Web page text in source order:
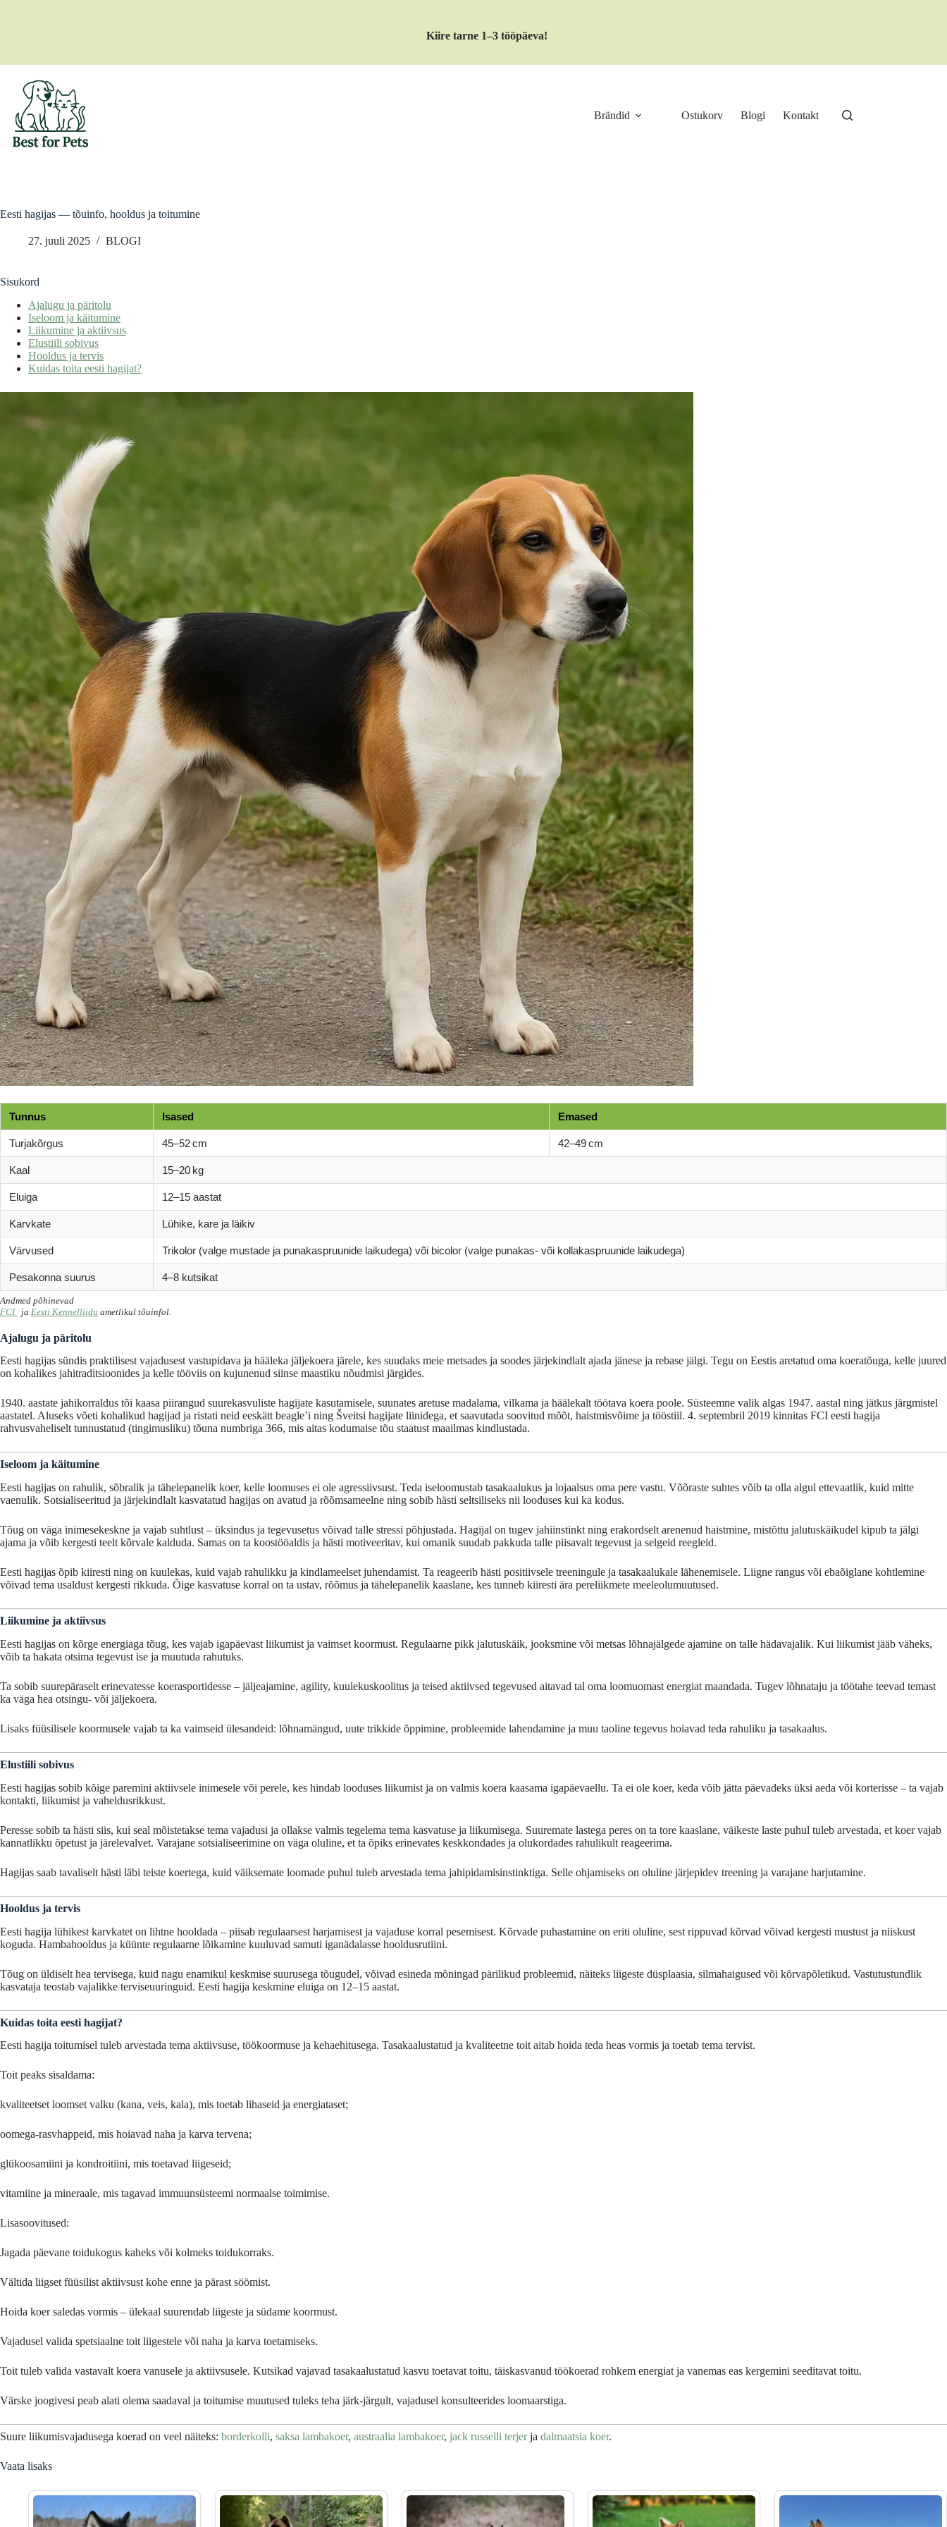
Kiire tarne 1–3 tööpäeva!
Brändid Ostukorv Blogi Kontakt
Eesti hagijas — tõuinfo, hooldus ja toitumine
27. juuli 2025 BLOGI
Sisukord
Ajalugu ja päritolu
Iseloom ja käitumine
Liikumine ja aktiivsus
Elustiili sobivus
Hooldus ja tervis
Kuidas toita eesti hagijat?
Tunnus Isased Emased
Turjakõrgus 45–52 cm 42–49 cm
Kaal 15–20 kg
Eluiga 12–15 aastat
Karvkate Lühike, kare ja läikiv
Värvused Trikolor (valge mustade ja punakaspruunide laikudega) või bicolor (valge punakas- või kollakaspruunide laikudega)
Pesakonna suurus 4–8 kutsikat
Andmed põhinevad
FCI ja Eesti Kennelliidu ametlikul tõuinfol.
Ajalugu ja päritolu
Eesti hagijas sündis praktilisest vajadusest vastupidava ja hääleka jäljekoera järele, kes suudaks meie metsades ja soodes järjekindlalt ajada jänese ja rebase jälgi. Tegu on Eestis aretatud oma koeratõuga, kelle juured
on kohalikes jahitraditsioonides ja kelle tööviis on kujunenud siinse maastiku nõudmisi järgides.
1940. aastate jahikorraldus tõi kaasa piirangud suurekasvuliste hagijate kasutamisele, suunates aretuse madalama, vilkama ja häälekalt töötava koera poole. Süsteemne valik algas 1947. aastal ning jätkus järgmistel
aastatel. Aluseks võeti kohalikud hagijad ja ristati neid eeskätt beagle’i ning Šveitsi hagijate liinidega, et saavutada soovitud mõõt, haistmisvõime ja tööstiil. 4. septembril 2019 kinnitas FCI eesti hagija
rahvusvaheliselt tunnustatud (tingimusliku) tõuna numbriga 366, mis aitas kodumaise tõu staatust maailmas kindlustada.
Iseloom ja käitumine
Eesti hagijas on rahulik, sõbralik ja tähelepanelik koer, kelle loomuses ei ole agressiivsust. Teda iseloomustab tasakaalukus ja lojaalsus oma pere vastu. Võõraste suhtes võib ta olla algul ettevaatlik, kuid mitte
vaenulik. Sotsialiseeritud ja järjekindlalt kasvatatud hagijas on avatud ja rõõmsameelne ning sobib hästi seltsiliseks nii looduses kui ka kodus.
Tõug on väga inimesekeskne ja vajab suhtlust – üksindus ja tegevusetus võivad talle stressi põhjustada. Hagijal on tugev jahiinstinkt ning erakordselt arenenud haistmine, mistõttu jalutuskäikudel kipub ta jälgi
ajama ja võib kergesti teelt kõrvale kalduda. Samas on ta koostööaldis ja hästi motiveeritav, kui omanik suudab pakkuda talle piisavalt tegevust ja selgeid reegleid.
Eesti hagijas õpib kiiresti ning on kuulekas, kuid vajab rahulikku ja kindlameelset juhendamist. Ta reageerib hästi positiivsele treeningule ja tasakaalukale lähenemisele. Liigne rangus või ebaõiglane kohtlemine
võivad tema usaldust kergesti rikkuda. Õige kasvatuse korral on ta ustav, rõõmus ja tähelepanelik kaaslane, kes tunneb kiiresti ära pereliikmete meeleolumuutused.
Liikumine ja aktiivsus
Eesti hagijas on kõrge energiaga tõug, kes vajab igapäevast liikumist ja vaimset koormust. Regulaarne pikk jalutuskäik, jooksmine või metsas lõhnajälgede ajamine on talle hädavajalik. Kui liikumist jääb väheks,
võib ta hakata otsima tegevust ise ja muutuda rahutuks.
Ta sobib suurepäraselt erinevatesse koerasportidesse – jäljeajamine, agility, kuulekuskoolitus ja teised aktiivsed tegevused aitavad tal oma loomuomast energiat maandada. Tugev lõhnataju ja töötahe teevad temast
ka väga hea otsingu- või jäljekoera.
Lisaks füüsilisele koormusele vajab ta ka vaimseid ülesandeid: lõhnamängud, uute trikkide õppimine, probleemide lahendamine ja muu taoline tegevus hoiavad teda rahuliku ja tasakaalus.
Elustiili sobivus
Eesti hagijas sobib kõige paremini aktiivsele inimesele või perele, kes hindab looduses liikumist ja on valmis koera kaasama igapäevaellu. Ta ei ole koer, keda võib jätta päevadeks üksi aeda või korterisse – ta vajab
kontakti, liikumist ja vaheldusrikkust.
Peresse sobib ta hästi siis, kui seal mõistetakse tema vajadusi ja ollakse valmis tegelema tema kasvatuse ja liikumisega. Suuremate lastega peres on ta tore kaaslane, väikeste laste puhul tuleb arvestada, et koer vajab
kannatlikku õpetust ja järelevalvet. Varajane sotsialiseerimine on väga oluline, et ta õpiks erinevates keskkondades ja olukordades rahulikult reageerima.
Hagijas saab tavaliselt hästi läbi teiste koertega, kuid väiksemate loomade puhul tuleb arvestada tema jahipidamisinstinktiga. Selle ohjamiseks on oluline järjepidev treening ja varajane harjutamine.
Hooldus ja tervis
Eesti hagija lühikest karvkatet on lihtne hooldada – piisab regulaarsest harjamisest ja vajaduse korral pesemisest. Kõrvade puhastamine on eriti oluline, sest rippuvad kõrvad võivad kergesti mustust ja niiskust
koguda. Hambahooldus ja küünte regulaarne lõikamine kuuluvad samuti iganädalasse hooldusrutiini.
Tõug on üldiselt hea tervisega, kuid nagu enamikul keskmise suurusega tõugudel, võivad esineda mõningad pärilikud probleemid, näiteks liigeste düsplaasia, silmahaigused või kõrvapõletikud. Vastutustundlik
kasvataja teostab vajalikke terviseuuringuid. Eesti hagija keskmine eluiga on 12–15 aastat.
Kuidas toita eesti hagijat?
Eesti hagija toitumisel tuleb arvestada tema aktiivsuse, töökoormuse ja kehaehitusega. Tasakaalustatud ja kvaliteetne toit aitab hoida teda heas vormis ja toetab tema tervist.
Toit peaks sisaldama:
kvaliteetset loomset valku (kana, veis, kala), mis toetab lihaseid ja energiataset;
oomega-rasvhappeid, mis hoiavad naha ja karva tervena;
glükoosamiini ja kondroitiini, mis toetavad liigeseid;
vitamiine ja mineraale, mis tagavad immuunsüsteemi normaalse toimimise.
Lisasoovitused:
Jagada päevane toidukogus kaheks või kolmeks toidukorraks.
Vältida liigset füüsilist aktiivsust kohe enne ja pärast söömist.
Hoida koer saledas vormis – ülekaal suurendab liigeste ja südame koormust.
Vajadusel valida spetsiaalne toit liigestele või naha ja karva toetamiseks.
Toit tuleb valida vastavalt koera vanusele ja aktiivsusele. Kutsikad vajavad tasakaalustatud kasvu toetavat toitu, täiskasvanud töökoerad rohkem energiat ja vanemas eas kergemini seeditavat toitu.
Värske joogivesi peab alati olema saadaval ja toitumise muutused tuleks teha järk-järgult, vajadusel konsulteerides loomaarstiga.
Suure liikumisvajadusega koerad on veel näiteks: borderkolli, saksa lambakoer, austraalia lambakoer, jack russelli terjerja dalmaatsia koer.
Vaata lisaks